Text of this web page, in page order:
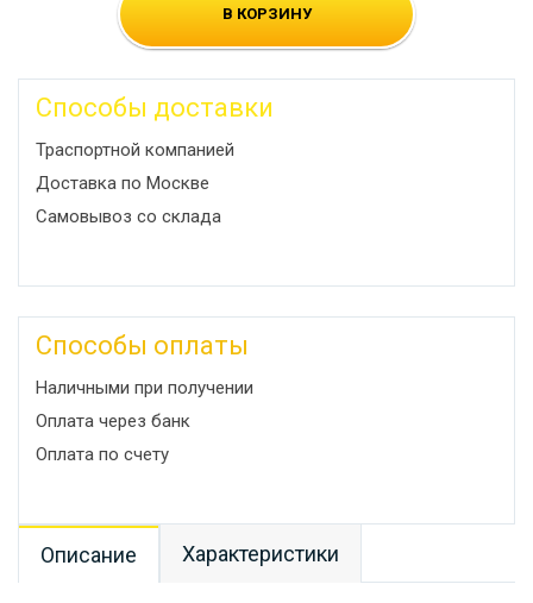
В КОРЗИНУ
Способы доставки
Траспортной компанией
Доставка по Москве
Самовывоз со склада
Способы оплаты
Наличными при получении
Оплата через банк
Оплата по счету
Описание Характеристики